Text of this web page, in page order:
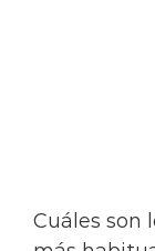
Cuáles son